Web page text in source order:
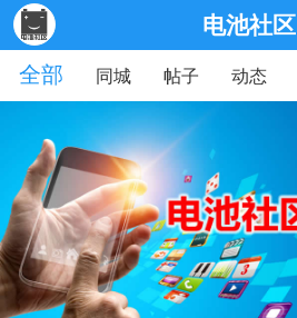
电池社区
全部
同城 帖子 动态